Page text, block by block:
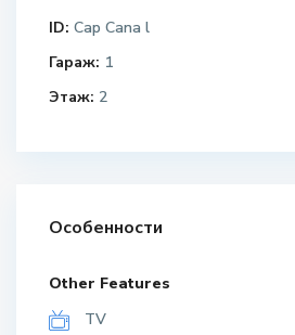
ID: Cap Cana l
Гараж: 1
Этаж: 2
Особенности
Other Features
TV